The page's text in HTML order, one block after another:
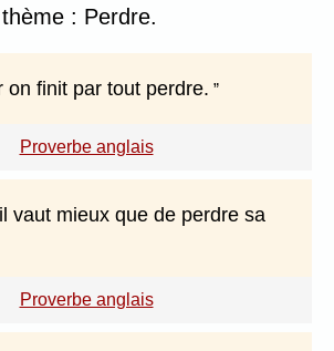
: Perdre.
on finit par tout perdre.
Proverbe anglais
vaut mieux que de perdre sa
Proverbe anglais